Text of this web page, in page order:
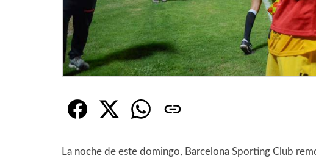
La noche de este domingo, Barcelona Sporting Club